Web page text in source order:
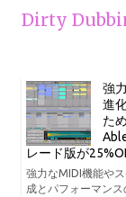
Dirty
強
進
た
レード版が
強力なMIDI機能や
成とパフォーマン